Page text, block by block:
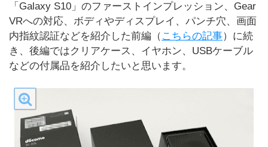
「Galaxy S10」のファーストインプレッション、Gear
VRへの対応、ボディやディスプレイ、パンチ穴、画面
内指紋認証などを紹介した前編（ こちらの記事）に続
き、後編ではクリアケース、イヤホン、USBケーブル
などの付属品を紹介したいと思います。